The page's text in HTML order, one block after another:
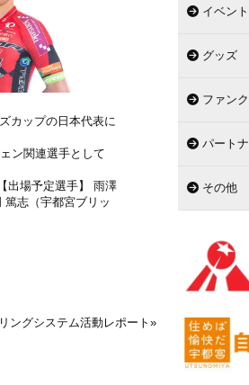
カップの日本代表に
ン関連選手として
出場予定選手】 雨澤
志（宇都宮ブリッ
ングシステム活動レポート »
イベント
グッズ
ファン
パート
その他